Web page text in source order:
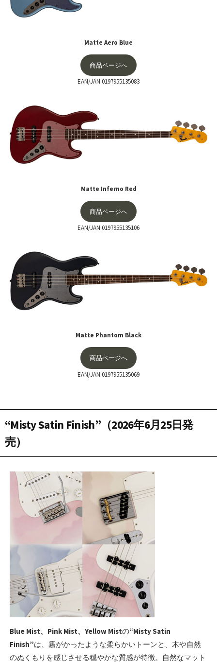
Matte Aero Blue
商品ページへ
EAN/JAN:0197955135083
Matte Inferno Red
商品ページへ
EAN/JAN:0197955135106
Matte Phantom Black
商品ページへ
EAN/JAN:0197955135069
“Misty Satin Finish”（2026年6月25日発
売）
Blue Mist、Pink Mist、Yellow Mistの“Misty Satin
Finish”は、霧がかったような柔らかいトーンと、木や自然
のぬくもりを感じさせる穏やかな質感が特徴。自然なマット